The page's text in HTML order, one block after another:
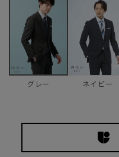
グレー ネイビー